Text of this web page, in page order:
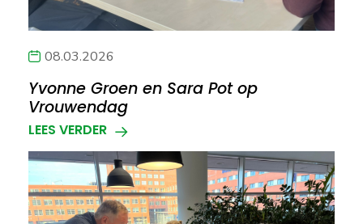
08.03.2026
Yvonne Groen en Sara Pot op
Vrouwendag
LEES VERDER